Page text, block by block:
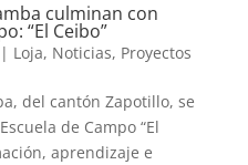
culminan con
“El Ceibo”
Loja, Noticias, Proyectos
del cantón Zapotillo, se
de Campo “El
aprendizaje e